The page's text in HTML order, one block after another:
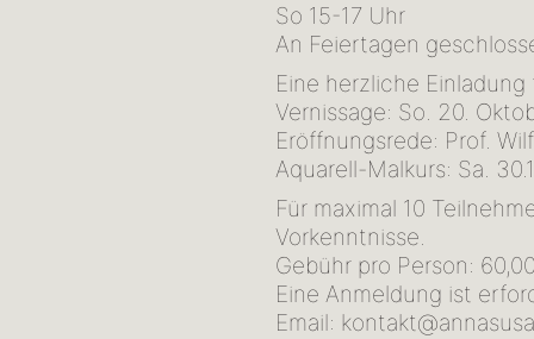
So 15-17 Uhr
An Feiertagen
Eine herzliche
Vernissage: So. 20.
Eröffnungsrede: Prof.
Aquarell-Malkurs: Sa.
Für maximal 10
Vorkenntnisse.
Gebühr pro Person:
Eine Anmeldung ist
Email: